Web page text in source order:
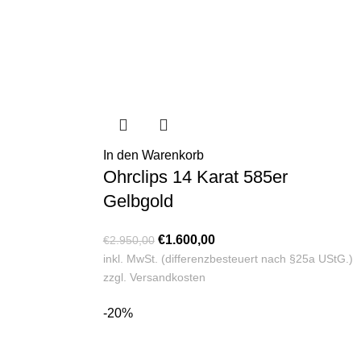
In den Warenkorb
Ohrclips 14 Karat 585er
Gelbgold
€2.950,00 €1.600,00
inkl. MwSt. (differenzbesteuert nach §25a UStG.)
zzgl. Versandkosten
-20%